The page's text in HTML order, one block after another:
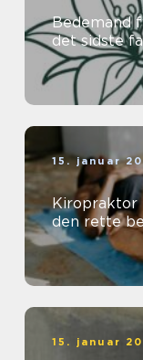
Bedemand fyn sådan får du tryg
det sidste
15. januar
Kiropraktor
den rette
15. januar